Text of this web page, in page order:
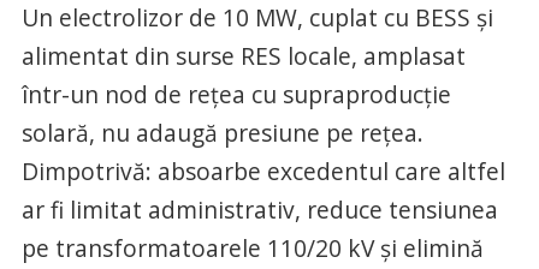
Un electrolizor de 10 MW, cuplat cu BESS și
alimentat din surse RES locale, amplasat
într-un nod de rețea cu supraproducție
solară, nu adaugă presiune pe rețea.
Dimpotrivă: absoarbe excedentul care altfel
ar fi limitat administrativ, reduce tensiunea
pe transformatoarele 110/20 kV și elimină